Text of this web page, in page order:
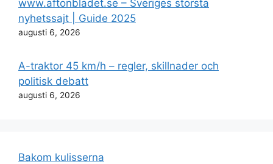
www.aftonbladet.se – Sveriges största
nyhetssajt | Guide 2025
augusti 6, 2026
A-traktor 45 km/h – regler, skillnader och
politisk debatt
augusti 6, 2026
Bakom kulisserna